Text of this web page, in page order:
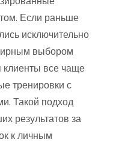
Если раньше
исключительно
выбором
клиенты все чаще
тренировки с
Такой подход
результатов за
к личным